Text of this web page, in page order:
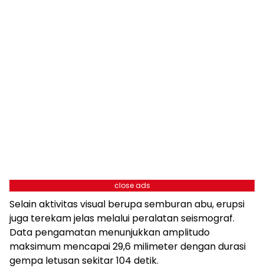
close ads
Selain aktivitas visual berupa semburan abu, erupsi
juga terekam jelas melalui peralatan seismograf.
Data pengamatan menunjukkan amplitudo
maksimum mencapai 29,6 milimeter dengan durasi
gempa letusan sekitar 104 detik.